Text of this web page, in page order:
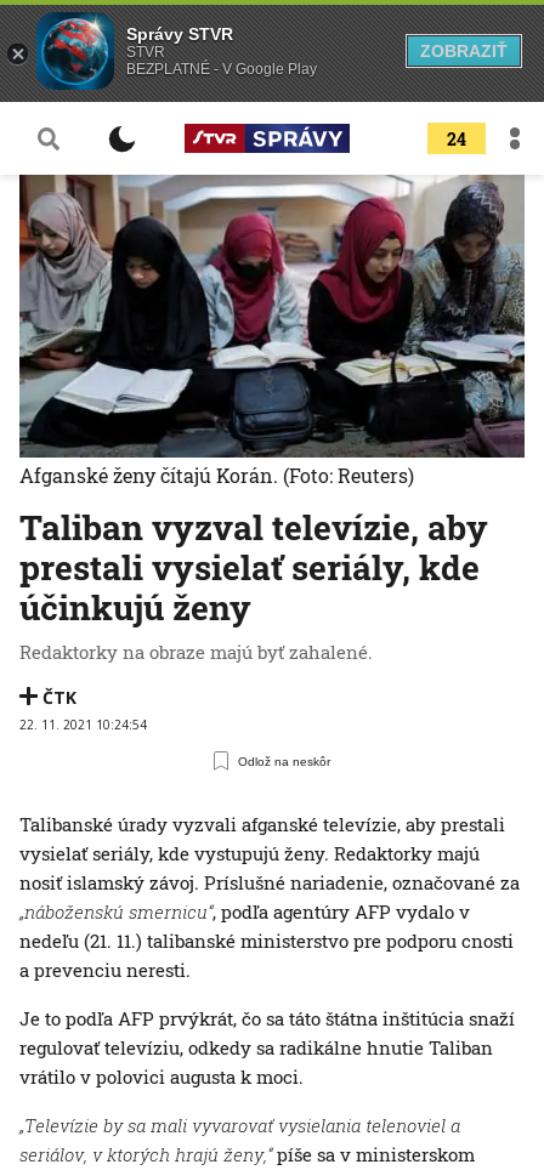
24
Taliban vyzval televízie, aby
prestali vysielať seriály, kde
účinkujú ženy
Redaktorky na obraze majú byť zahalené.
ČTK
22. 11. 2021 10:24:54
Odlož na neskôr
Afganské ženy čítajú Korán. (Foto: Reuters)
Talibanské úrady vyzvali afganské televízie, aby prestali
vysielať seriály, kde vystupujú ženy. Redaktorky majú
nosiť islamský závoj. Príslušné nariadenie, označované za
„náboženskú smernicu“, podľa agentúry AFP vydalo v
nedeľu (21. 11.) talibanské ministerstvo pre podporu cnosti
a prevenciu neresti.
Je to podľa AFP prvýkrát, čo sa táto štátna inštitúcia snaží
regulovať televíziu, odkedy sa radikálne hnutie Taliban
vrátilo v polovici augusta k moci.
„Televízie by sa mali vyvarovať vysielania telenoviel a
seriálov, v ktorých hrajú ženy,“píše sa v ministerskom
Správy STVR
STVR
BEZPLATNÉ - V Google Play
ZOBRAZIŤ